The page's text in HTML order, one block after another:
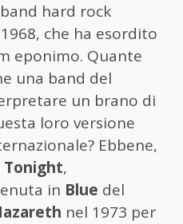
hard rock
che ha esordito
eponimo. Quante
una band del
un brano di
loro versione
Ebbene,
Tonight,
in Blue del
nel 1973 per